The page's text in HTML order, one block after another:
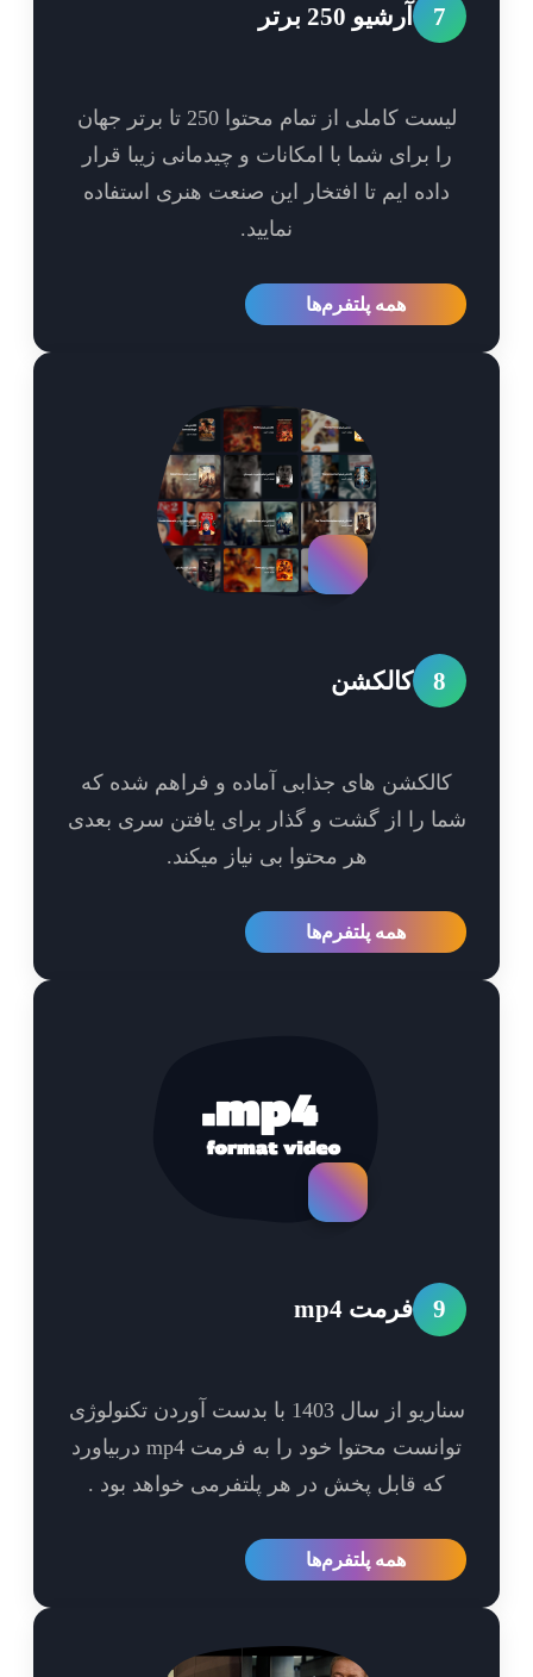
آرشیو 250 برتر
لیست کاملی از تمام محتوا 250 تا برتر جهان
برای شما با امکانات و چیدمانی زیبا قرار
ایم تا افتخار این صنعت هنری استفاده
همه پلتفرم‌ها
کالکشن
های جذابی آماده و فراهم شده که
را از گشت و گذار برای یافتن سری بعدی
هر محتوا بی نیاز میکند.
همه پلتفرم‌ها
فرمت mp4
سناریو از سال 1403 با بدست آوردن تکنولوژی
توانست محتوا خود را به فرمت mp4 دربیاورد
که قابل پخش در هر پلتفرمی خواهد بود .
همه پلتفرم‌ها